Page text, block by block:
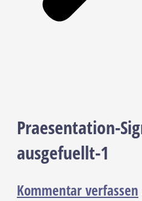
Praesentation-
ausgefuellt-1
Kommentar verfassen